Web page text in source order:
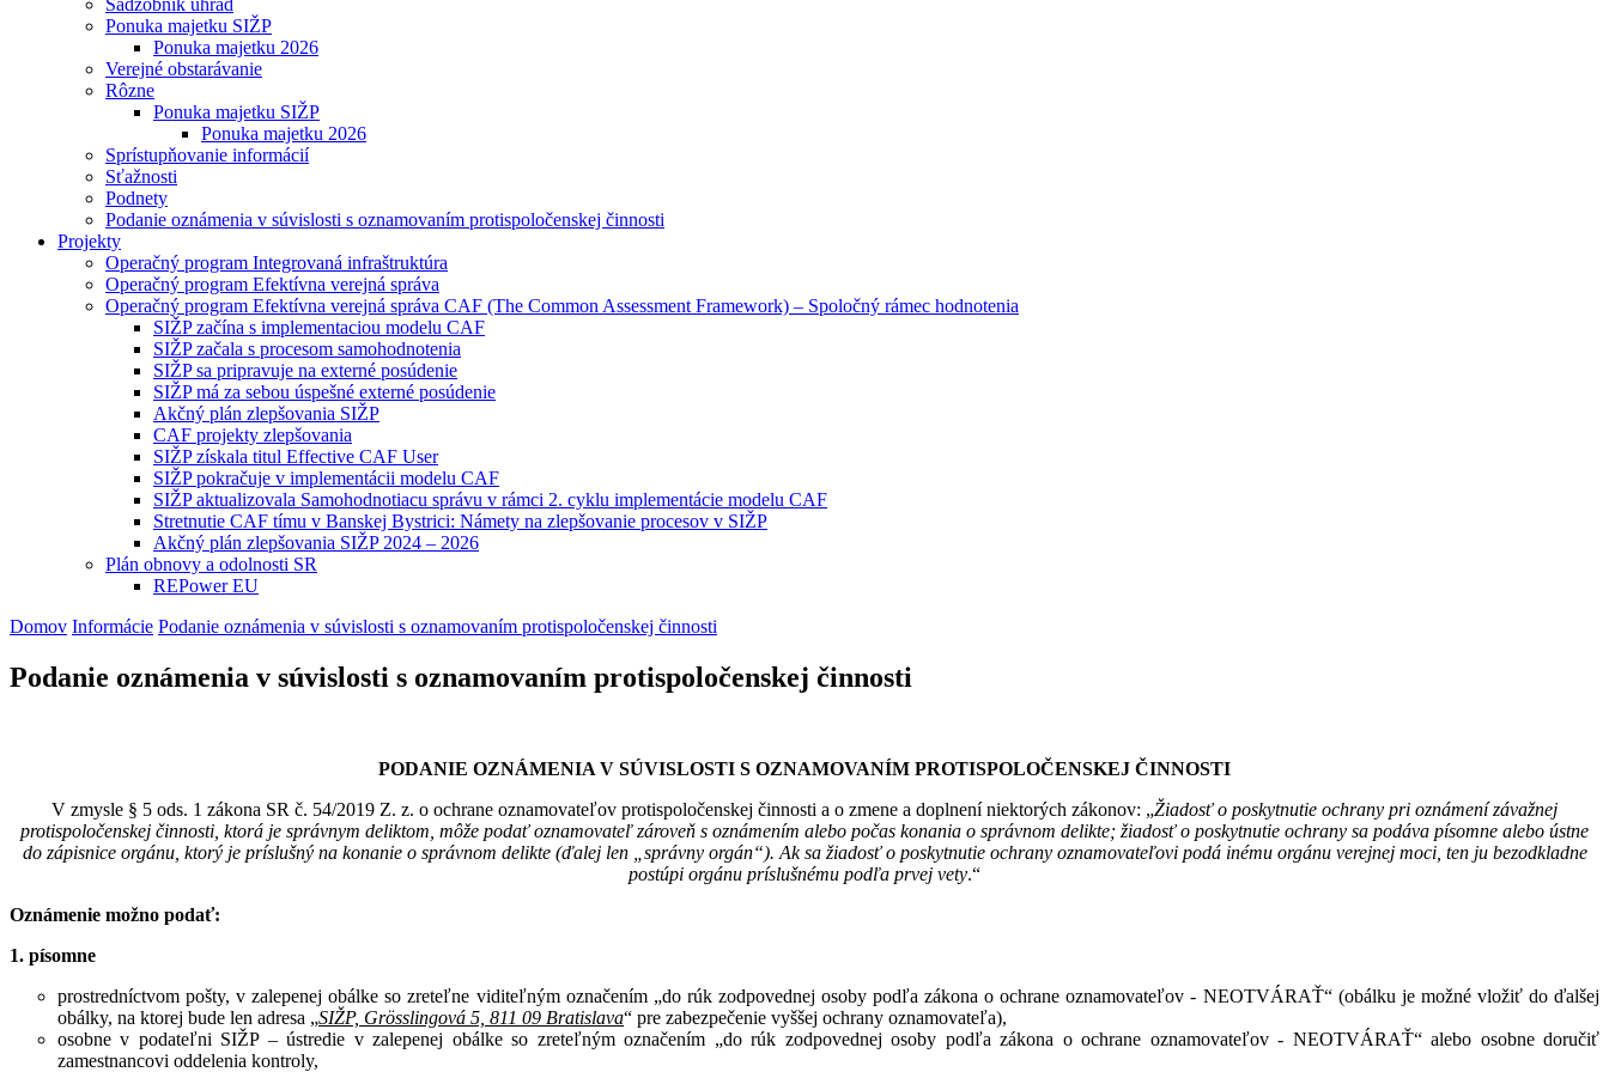
Sadzobník úhrad
Ponuka majetku SIŽP
Ponuka majetku 2026
Verejné obstarávanie
Rôzne
Ponuka majetku SIŽP
Ponuka majetku 2026
Sprístupňovanie informácií
Sťažnosti
Podnety
Podanie oznámenia v súvislosti s oznamovaním protispoločenskej činnosti
Projekty
Operačný program Integrovaná infraštruktúra
Operačný program Efektívna verejná správa
Operačný program Efektívna verejná správa CAF (The Common Assessment Framework) – Spoločný rámec hodnotenia
SIŽP začína s implementaciou modelu CAF
SIŽP začala s procesom samohodnotenia
SIŽP sa pripravuje na externé posúdenie
SIŽP má za sebou úspešné externé posúdenie
Akčný plán zlepšovania SIŽP
CAF projekty zlepšovania
SIŽP získala titul Effective CAF User
SIŽP pokračuje v implementácii modelu CAF
SIŽP aktualizovala Samohodnotiacu správu v rámci 2. cyklu implementácie modelu CAF
Stretnutie CAF tímu v Banskej Bystrici: Námety na zlepšovanie procesov v SIŽP
Akčný plán zlepšovania SIŽP 2024 – 2026
Plán obnovy a odolnosti SR
REPower EU
Domov Informácie Podanie oznámenia v súvislosti s oznamovaním protispoločenskej činnosti
Podanie oznámenia v súvislosti s oznamovaním protispoločenskej činnosti
PODANIE OZNÁMENIA V SÚVISLOSTI S OZNAMOVANÍM PROTISPOLOČENSKEJ ČINNOSTI
V zmysle § 5 ods. 1 zákona SR č. 54/2019 Z. z. o ochrane oznamovateľov protispoločenskej činnosti a o zmene a doplnení niektorých zákonov: „Žiadosť o poskytnutie ochrany pri oznámení závažnej
protispoločenskej činnosti, ktorá je správnym deliktom, môže podať oznamovateľ zároveň s oznámením alebo počas konania o správnom delikte; žiadosť o poskytnutie ochrany sa podáva písomne alebo ústne
do zápisnice orgánu, ktorý je príslušný na konanie o správnom delikte (ďalej len „správny orgán“). Ak sa žiadosť o poskytnutie ochrany oznamovateľovi podá inému orgánu verejnej moci, ten ju bezodkladne
postúpi orgánu príslušnému podľa prvej vety.“
Oznámenie možno podať:
1. písomne
prostredníctvom pošty, v zalepenej obálke so zreteľne viditeľným označením „do rúk zodpovednej osoby podľa zákona o ochrane oznamovateľov - NEOTVÁRAŤ“ (obálku je možné vložiť do ďalšej
obálky, na ktorej bude len adresa „SIŽP, Grösslingová 5, 811 09 Bratislava“ pre zabezpečenie vyššej ochrany oznamovateľa),
osobne v podateľni SIŽP – ústredie v zalepenej obálke so zreteľným označením „do rúk zodpovednej osoby podľa zákona o ochrane oznamovateľov - NEOTVÁRAŤ“ alebo osobne doručiť
zamestnancovi oddelenia kontroly,